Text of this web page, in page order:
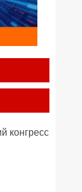
конгресс